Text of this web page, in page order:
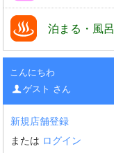
泊まる・風呂
こんにちわ
ゲスト さん
新規店舗登録
または ログイン